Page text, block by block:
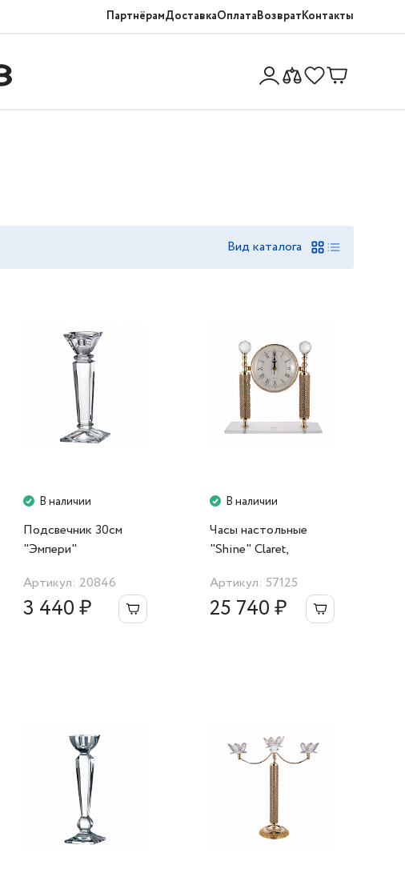
ПартнёрамДоставкаОплатаВозвратКонтакты
Вид каталога
В наличии
Подсвечник 30cм
"Эмпери"
Артикул: 20846
3 440 ₽
В наличии
Часы настольные
"Shine" Claret,
Артикул: 57125
25 740 ₽